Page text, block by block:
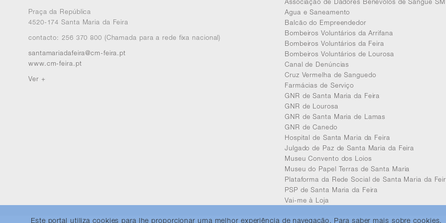
Este portal utiliza cookies para lhe proporcionar uma melhor experiência de navegação. Para saber mais sobre cookies,
Praça da República
4520-174 Santa Maria da Feira
contacto: 256 370 800 (Chamada para a rede fixa nacional)
santamariadafeira@cm-feira.pt
www.cm-feira.pt
Ver +
Agua e Saneamento
Balcão do Empreendedor
Bombeiros Voluntários da Arrifana
Bombeiros Voluntários da Feira
Bombeiros Voluntários de Lourosa
Canal de Denúncias
Cruz Vermelha de Sanguedo
Farmácias de Serviço
GNR de Santa Maria da Feira
GNR de Lourosa
GNR de Santa Maria de Lamas
GNR de Canedo
Hospital de Santa Maria da Feira
Julgado de Paz de Santa Maria da Feira
Museu Convento dos Loios
Museu do Papel Terras de Santa Maria
Plataforma da Rede Social de Santa Maria da
PSP de Santa Maria da Feira
Vai-me à Loja